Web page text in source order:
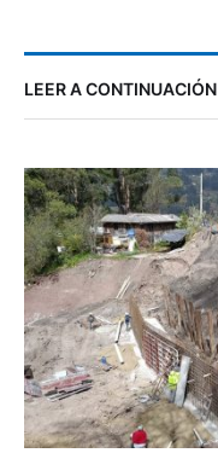
LEER A CONTINUACIÓN